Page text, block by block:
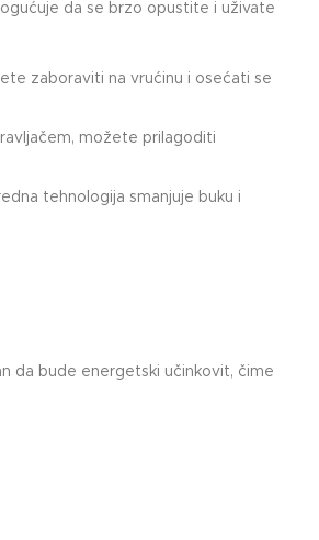
da se brzo opustite i uživate
zaboraviti na vrućinu i osećati se
možete prilagoditi
tehnologija smanjuje buku i
da bude energetski učinkovit, čime